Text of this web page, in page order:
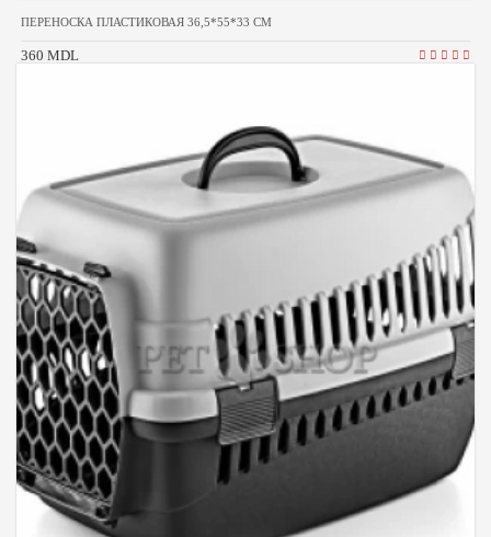
ПЕРЕНОСКА ПЛАСТИКОВАЯ 36,5*55*33 CM
360 MDL